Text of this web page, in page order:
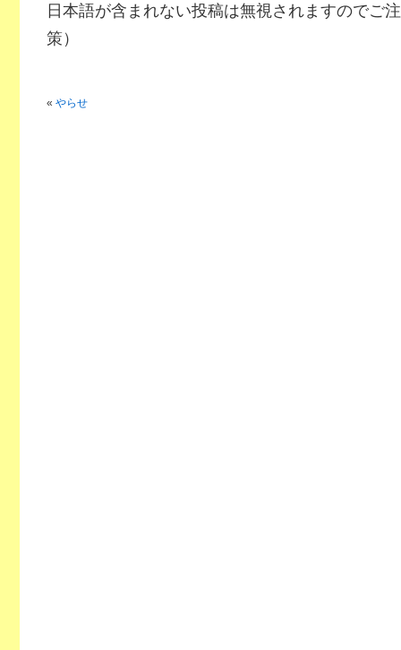
日本語が含まれない投稿は無視されますのでご
策）
« やらせ